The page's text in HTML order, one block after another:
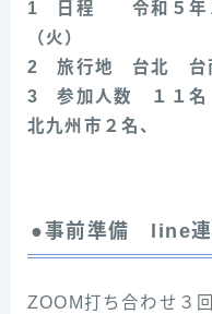
1 日程 令和５年１
（火）
2 旅行地 台北 台
3 参加人数 １１名
北九州市２名、
小郡市１
●事前準備 line連
ZOOM打ち合わせ３回